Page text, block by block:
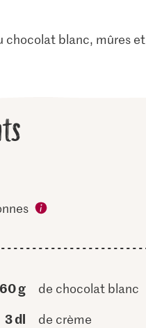
chocolat blanc, mûres
60 g de chocolat blanc
3 dl de crème